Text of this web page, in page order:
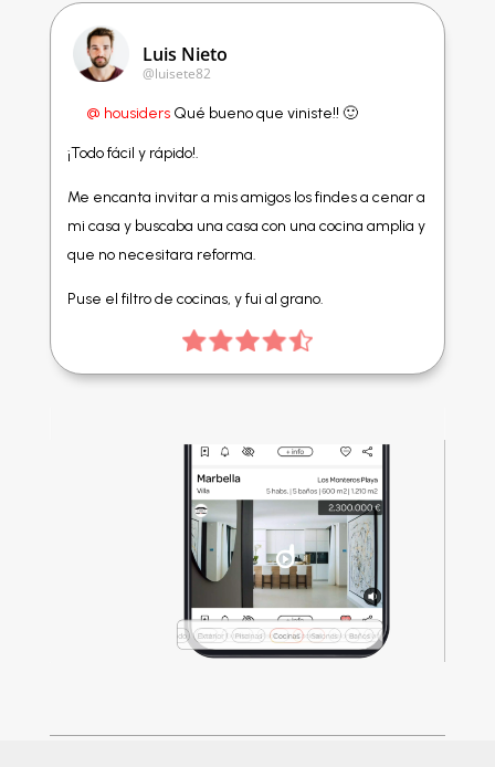
Luis Nieto
@luisete82
@ housidersQué bueno que viniste!! 🙂
¡Todo fácil y rápido!.
Me encanta invitar a mis amigos los findes a cenar a
mi casa y buscaba una casa con una cocina amplia y
que no necesitara reforma.
Puse el filtro de cocinas, y fui al grano.